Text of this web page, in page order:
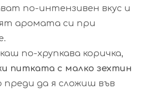
по-интензивен вкус и
аромата си при
по-хрупкава коричка,
питката с малко зехтин
преди да я сложиш във